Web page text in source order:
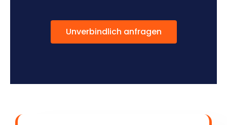
Unverbindlich anfragen